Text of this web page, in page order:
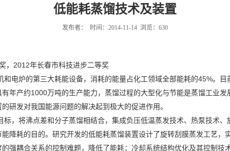
低能耗蒸馏技术及装置
发布者： 时间：2014-11-14 浏览： 630
，2012年长春市科技进步二等奖
电炉的第三大耗能设备，消耗的能量占化工领域全部能耗的45%。
年产约1000万吨的生产能力，蒸馏过程的大型化与节能是蒸馏工业
研发对我国能源问题的解决起到极大的促进作用。
，将沸点差和分子蒸馏相结合，集成负压低温蒸发技术、热泵技术
降耗的目的。研究开发的低能耗蒸馏装置设计了旋转刮膜蒸发工艺，
强耦合关系的控制难题，降低了能耗；冷却系统结构优化及其控制技